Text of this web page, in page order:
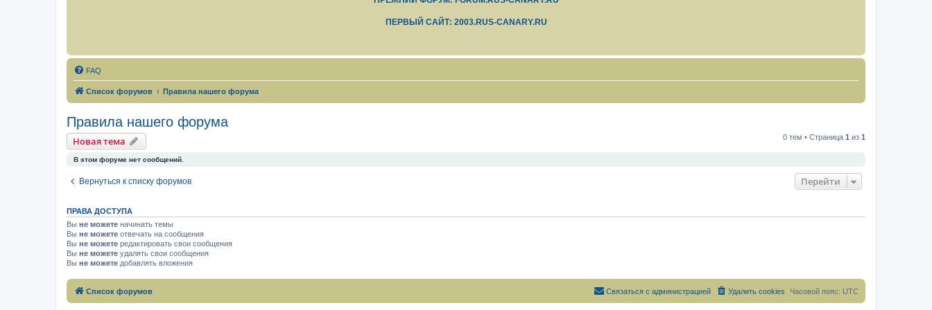
ПЕРВЫЙ САЙТ: 2003.RUS-CANARY.RU
FAQ
Список форумов Правила нашего форума
Правила нашего форума
Новая тема 0 тем • Страница 1 из 1
В этом форуме нет сообщений.
Вернуться к списку форумов Перейти
ПРАВА ДОСТУПА
Вы не можете начинать темы
Вы не можете отвечать на сообщения
Вы не можете редактировать свои сообщения
Вы не можете удалять свои сообщения
Вы не можете добавлять вложения
Список форумов Часовой пояс: UTC
Удалить cookies
Связаться с администрацией